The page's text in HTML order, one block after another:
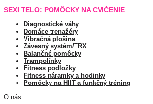
SEXI TELO: POMÔCKY NA CVIČENIE
Diagnostické váhy
Domáce trenažéry
Vibračná plošina
Závesný systém/TRX
Balančné pomôcky
Trampolínky
Fitness podložky
Fitness náramky a hodinky
Pomôcky na HIIT a funkčný tréning
O nás